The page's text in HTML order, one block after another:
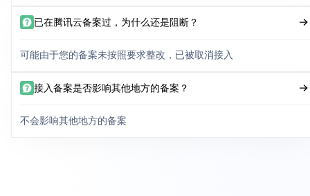
已在腾讯云备案过，为什么还是阻断？
可能由于您的备案未按照要求整改，已被取消接入
接入备案是否影响其他地方的备案？
不会影响其他地方的备案